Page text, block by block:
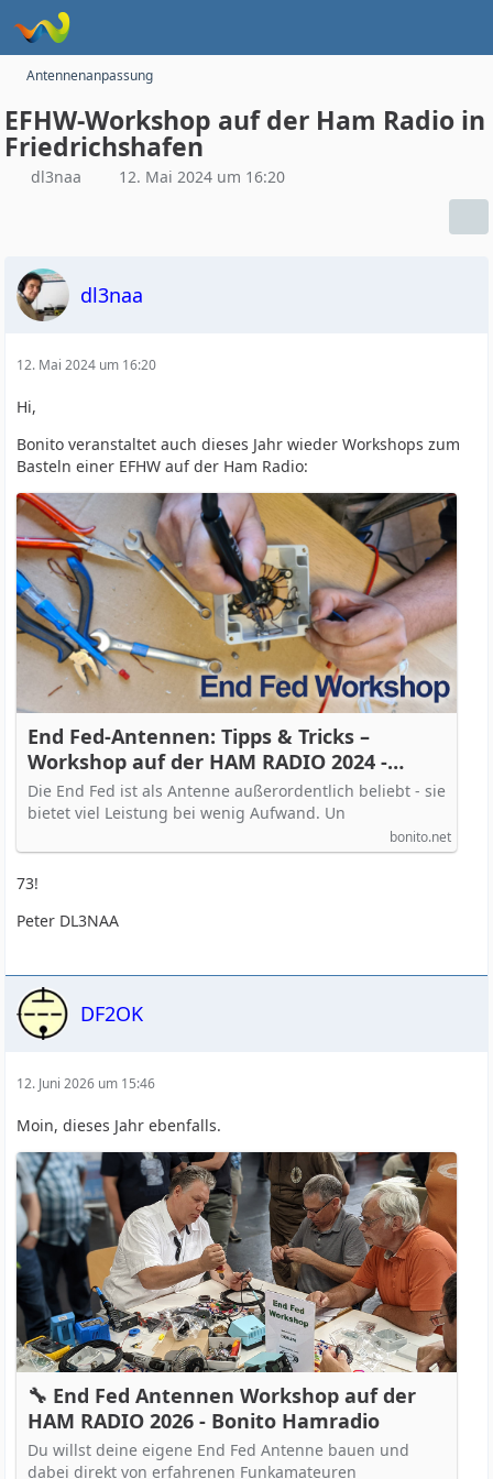
Antennenanpassung
EFHW-Workshop auf der Ham Radio in
Friedrichshafen
dl3naa 12. Mai 2024 um 16:20
dl3naa
12. Mai 2024 um 16:20
Hi,
Bonito veranstaltet auch dieses Jahr wieder Workshops zum
Basteln einer EFHW auf der Ham Radio:
End Fed-Antennen: Tipps & Tricks –
Workshop auf der HAM RADIO 2024 -
Bonito Hamradio
Die End Fed ist als Antenne außerordentlich beliebt - sie
bietet viel Leistung bei wenig Aufwand. Un
bonito.net
73!
Peter DL3NAA
DF2OK
12. Juni 2026 um 15:46
Moin, dieses Jahr ebenfalls.
🔧 End Fed Antennen Workshop auf der
HAM RADIO 2026 - Bonito Hamradio
Du willst deine eigene End Fed Antenne bauen und
dabei direkt von erfahrenen Funkamateuren